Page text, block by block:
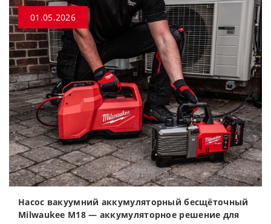
01.05.2026
Насос вакуумний аккумуляторный бесщёточный
Milwaukee M18 — аккумуляторное решение для